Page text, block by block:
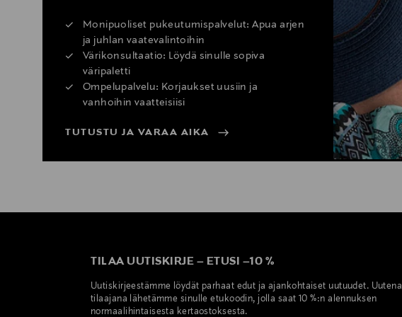
Monipuoliset pukeutumispalvelut: Apua arjen
ja juhlan vaatevalintoihin
Värikonsultaatio: Löydä sinulle sopiva
väripaletti
Ompelupalvelu: Korjaukset uusiin ja
vanhoihin vaatteisiisi
TUTUSTU JA VARAA AIKA
TILAA UUTISKIRJE – ETUSI –10 %
Uutiskirjeestämme löydät parhaat edut ja ajankohtaiset uutuudet. Uutena
tilaajana lähetämme sinulle etukoodin, jolla saat 10 %:n alennuksen
normaalihintaisesta kertaostoksesta.